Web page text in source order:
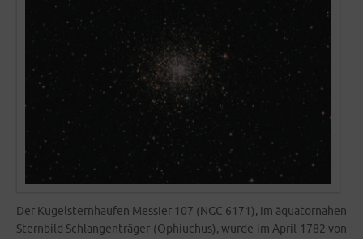
Der Kugel­stern­hau­fen Mes­sier 107 (NGC 6171), im äqua­tor­na­hen
Stern­bild Schlan­gen­trä­ger (Ophiu­chus), wur­de im April 1782 von